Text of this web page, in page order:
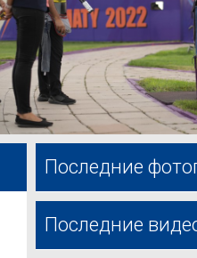
Последние
Последние